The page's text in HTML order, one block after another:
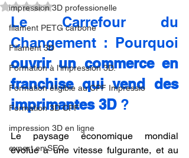
impression 3D professionelle
filament PETG carbone
Filament 3D
Formation à l'impression 3D.
Formation éligible au CPF Impressio
Formation 3D CPF
impression 3D en ligne
expert en SEO
Noté NaN étoiles sur 5.
Le Carrefour du
ouvrir un commerce en
franchise qui vend des
imprimantes 3D ?
Le paysage économique mondial
évolue à une vitesse fulgurante, et au